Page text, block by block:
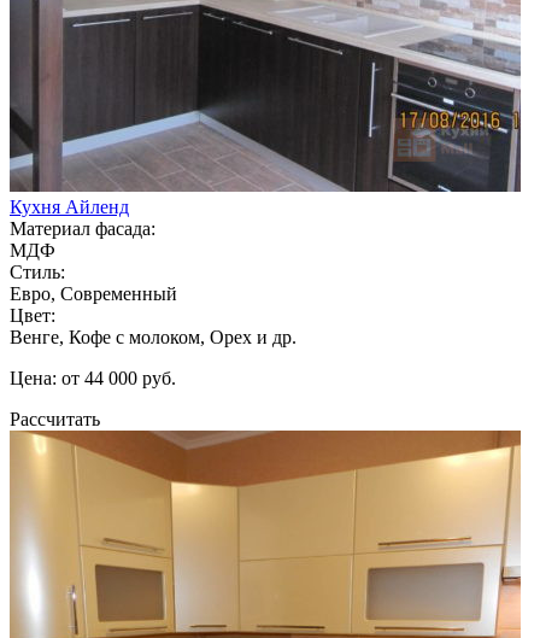
Кухня Айленд
Материал фасада:
МДФ
Стиль:
Евро, Современный
Цвет:
Венге, Кофе с молоком, Орех и др.
Цена: от 44 000 руб.
Рассчитать